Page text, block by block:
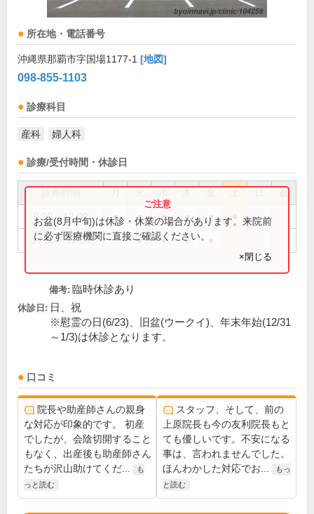
所在地・電話番号
沖縄県那覇市字国場1177-1 [地図]
098-855-1103
診療科目
産科 婦人科
診療/受付時間・休診日
祝
9:00～12:00 ● ● ● ● ●
14:00～17:00 ● ● ●
お盆(8月中旬)は休診・休業の場合があります。来院前
に必ず医療機関に直接ご確認ください。
×閉じる
備考: 臨時休診あり
休診日: 日、祝
※慰霊の日(6/23)、旧盆(ウークイ)、年末年始(12/31
～1/3)は休診となります。
口コミ
院長や助産師さんの親身
な対応が印象的です。 初産
でしたが、会陰切開すること
もなく、出産後も助産師さん
たちが沢山助けてくだ...
も
っと読む
スタッフ、そして、前の
上原院長も今の友利院長もと
ても優しいです。不安になる
事は、言われませんでした。
ほんわかした対応でお...
もっ
と読む